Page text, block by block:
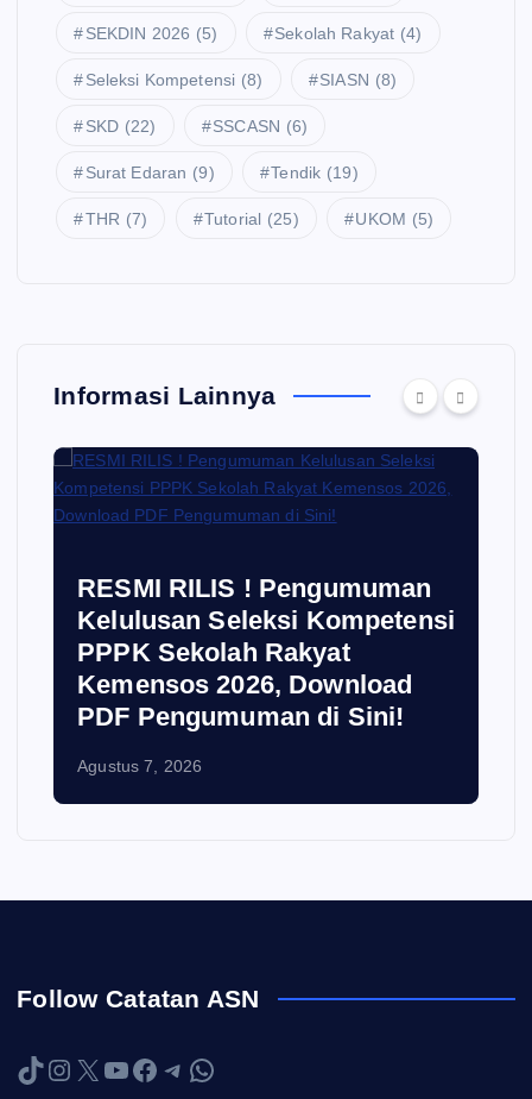
SEKDIN 2026 (5) Sekolah Rakyat (4)
Seleksi Kompetensi (8) SIASN (8)
SKD (22) SSCASN (6)
Surat Edaran (9) Tendik (19)
THR (7) Tutorial (25) UKOM (5)
Informasi Lainnya
RESMI RILIS ! Pengumuman
Kelulusan Seleksi Kompetensi
PPPK Sekolah Rakyat
Kemensos 2026, Download
PDF Pengumuman di Sini!
Agustus 7, 2026
Follow Catatan ASN
TikTok Instagram X YouTube Facebook Telegram WhatsApp